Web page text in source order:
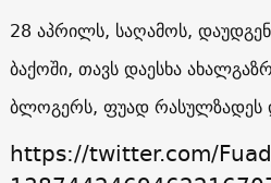
28 აპრილს, საღამოს,
ბაქოში, თავს დაესხა
ბლოგერს, ფუად რასულზადეს
https://twitter.com/